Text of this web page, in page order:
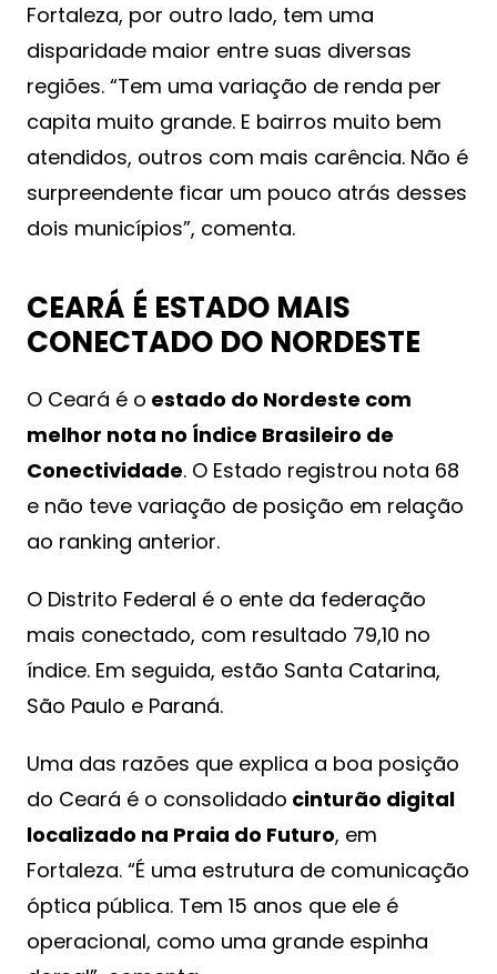
Fortaleza, por outro lado, tem uma
disparidade maior entre suas diversas
regiões. “Tem uma variação de renda per
capita muito grande. E bairros muito bem
atendidos, outros com mais carência. Não é
surpreendente ficar um pouco atrás desses
dois municípios”, comenta.
CEARÁ É ESTADO MAIS
CONECTADO DO NORDESTE
O Ceará é o estado do Nordeste com
melhor nota no Índice Brasileiro de
Conectividade. O Estado registrou nota 68
e não teve variação de posição em relação
ao ranking anterior.
O Distrito Federal é o ente da federação
mais conectado, com resultado 79,10 no
índice. Em seguida, estão Santa Catarina,
São Paulo e Paraná.
Uma das razões que explica a boa posição
do Ceará é o consolidado cinturão digital
localizado na Praia do Futuro, em
Fortaleza. “É uma estrutura de comunicação
óptica pública. Tem 15 anos que ele é
operacional, como uma grande espinha